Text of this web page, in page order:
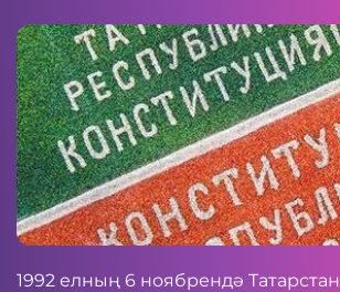
1992 елның 6 ноябрендә Татарстан